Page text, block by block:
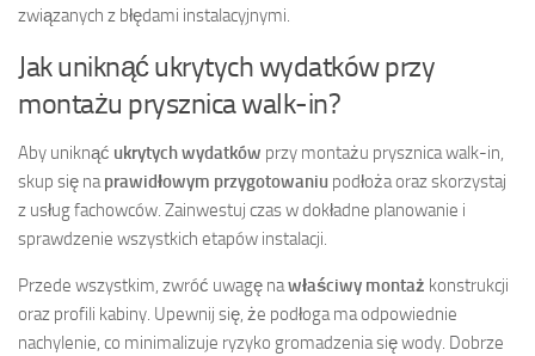
związanych z błędami instalacyjnymi.
Jak uniknąć ukrytych wydatków przy
montażu prysznica walk-in?
Aby uniknąć ukrytych wydatków przy montażu prysznica walk-in,
skup się naprawidłowym przygotowaniu podłoża oraz skorzystaj
z usług fachowców. Zainwestuj czas w dokładne planowanie i
sprawdzenie wszystkich etapów instalacji.
Przede wszystkim, zwróć uwagę nawłaściwy montaż konstrukcji
oraz profili kabiny. Upewnij się, że podłoga ma odpowiednie
nachylenie, co minimalizuje ryzyko gromadzenia się wody. Dobrze